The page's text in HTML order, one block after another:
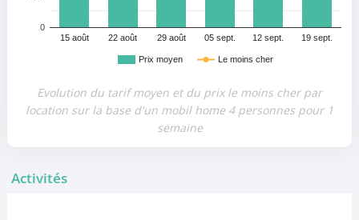
Prix moyen Le moins cher
15 août 22 août 29 août 05 sept. 12 sept. 19 sept.
0
Evolution du tarif moyen et du prix le moins cher par
location sur la base d'un mobil home 4 personnes pour 1
semaine
Activités